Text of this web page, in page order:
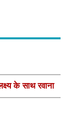
के साथ रवाना